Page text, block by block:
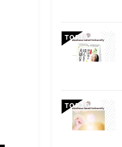
TOP
TOP